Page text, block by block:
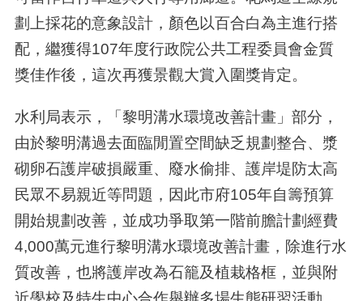
劃上採花的意象設計，顏色以百合白為主進行搭
配，繼獲得107年度行政院公共工程委員會金質
獎佳作後，這次再獲景觀大賞入圍獎肯定。
水利局表示，「黎明溝水環境改善計畫」部分，
由於黎明溝過去面臨閒置空間缺乏規劃整合、漿
砌卵石護岸破損嚴重、廢水偷排、護岸堤防太高
民眾不易親近等問題，因此市府105年自籌預算
開始規劃改善，並成功爭取第一階前膽計劃經費
4,000萬元進行黎明溝水環境改善計畫，除進行水
質改善，也將護岸改為石籠及植栽格框，並與附